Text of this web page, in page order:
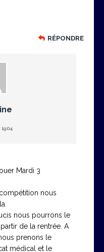
RÉPONDRE
Mardi 3
nous
nous pourrons le
de la rentrée. A
prenons le
médical et le